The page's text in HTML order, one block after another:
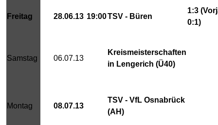
Freitag 28.06.13 19:00TSV - Büren
1:3
0:1)
Samstag 06.07.13
Kreismeisterschaften
in Lengerich (Ü40)
Montag 08.07.13
TSV - VfL Osnabrück
(AH)